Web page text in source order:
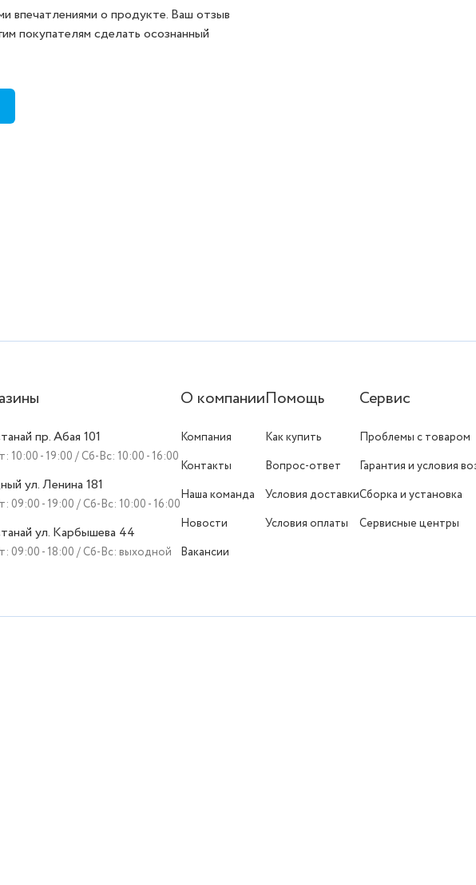
впечатлениями о продукте. Ваш отзыв
покупателям сделать осознанный
пр. Абая 101
10:00 - 19:00 / Сб-Вс: 10:00 - 16:00
ул. Ленина 181
09:00 - 19:00 / Сб-Вс: 10:00 - 16:00
ул. Карбышева 44
09:00 - 18:00 / Сб-Вс: выходной
О компании
Компания
Контакты
Наша команда
Новости
Вакансии
Помощь
Как купить
Вопрос-ответ
Условия доставки
Условия оплаты
Сервис
Проблемы с товаром
Гарантия и условия
Сборка и установка
Сервисные центры